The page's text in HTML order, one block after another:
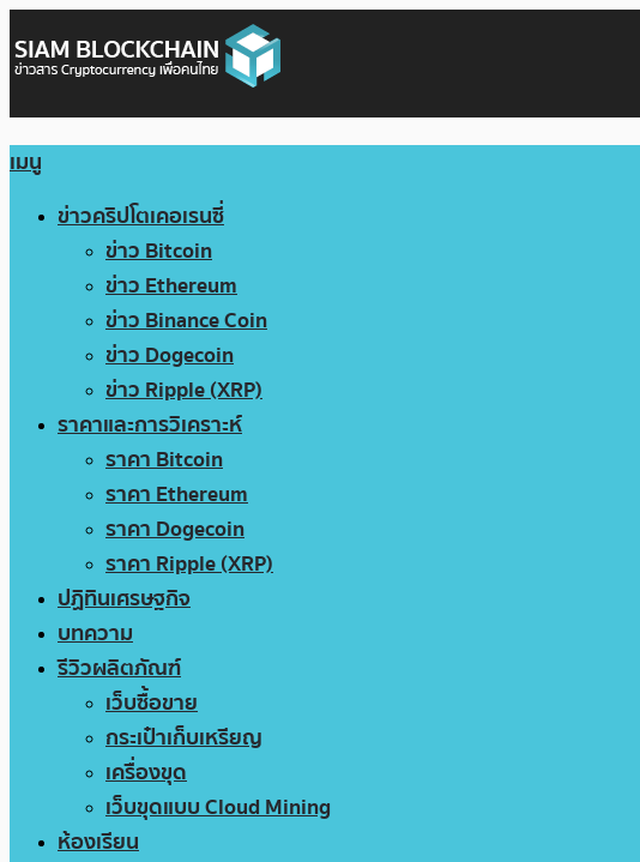
เมนู
ข่าวคริปโตเคอเรนซี่
ข่าว Bitcoin
ข่าว Ethereum
ข่าว Binance Coin
ข่าว Dogecoin
ข่าว Ripple (XRP)
ราคาและการวิเคราะห์
ราคา Bitcoin
ราคา Ethereum
ราคา Dogecoin
ราคา Ripple (XRP)
ปฏิทินเศรษฐกิจ
บทความ
รีวิวผลิตภัณฑ์
เว็บซื้อขาย
กระเป๋าเก็บเหรียญ
เครื่องขุด
เว็บขุดแบบ Cloud Mining
ห้องเรียน